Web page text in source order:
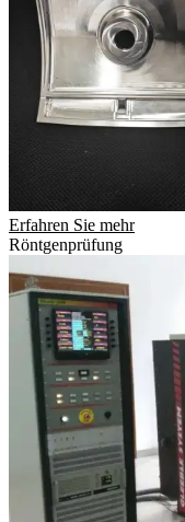
Erfahren Sie mehr
Röntgenprüfung